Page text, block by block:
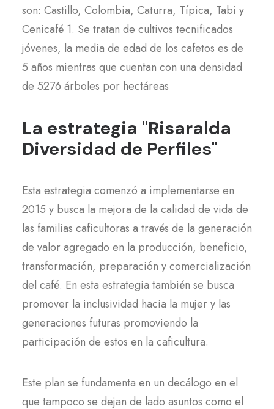
son: Castillo, Colombia, Caturra, Típica, Tabi y
Cenicafé 1. Se tratan de cultivos tecnificados
jóvenes, la media de edad de los cafetos es de
5 años mientras que cuentan con una densidad
de 5276 árboles por hectáreas
La estrategia "Risaralda
Diversidad de Perfiles"
Esta estrategia comenzó a implementarse en
2015 y busca la mejora de la calidad de vida de
las familias caficultoras a través de la generación
de valor agregado en la producción, beneficio,
transformación, preparación y comercialización
del café. En esta estrategia también se busca
promover la inclusividad hacia la mujer y las
generaciones futuras promoviendo la
participación de estos en la caficultura.
Este plan se fundamenta en un decálogo en el
que tampoco se dejan de lado asuntos como el